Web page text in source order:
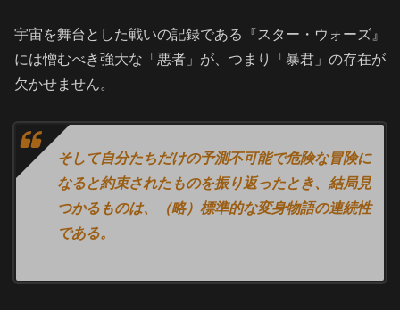
宇宙を舞台とした戦いの記録である『スター・ウォーズ』
には憎むべき強大な「悪者」が、つまり「暴君」の存在が
欠かせません。
そして自分たちだけの予測不可能で危険な冒険に
なると約束されたものを振り返ったとき、結局見
つかるものは、（略）標準的な変身物語の連続性
である。